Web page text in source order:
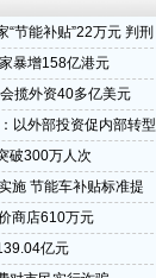
节能补贴”22万元 判刑
暴增158亿港元
揽外资40多亿美元
以外部投资促内部转型
破300万人次
施 节能车补贴标准提
商店610万元
亿元